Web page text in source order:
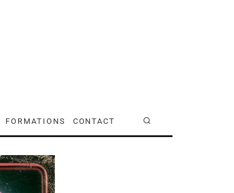
FORMATIONS CONTACT